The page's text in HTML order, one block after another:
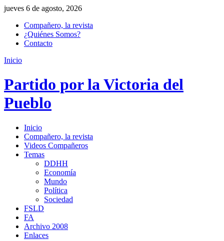
jueves 6 de agosto, 2026
Compañero, la revista
¿Quiénes Somos?
Contacto
Inicio
Partido por la Victoria del
Pueblo
Inicio
Compañero, la revista
Videos Compañeros
Temas
DDHH
Economía
Mundo
Política
Sociedad
FSLD
FA
Archivo 2008
Enlaces